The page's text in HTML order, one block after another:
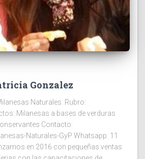
Gonzalez
Naturales. Rubro:
Milanesas a bases de verduras
Contacto:
Naturales-GyP Whatsapp: 11
en 2016 con pequeñas ventas